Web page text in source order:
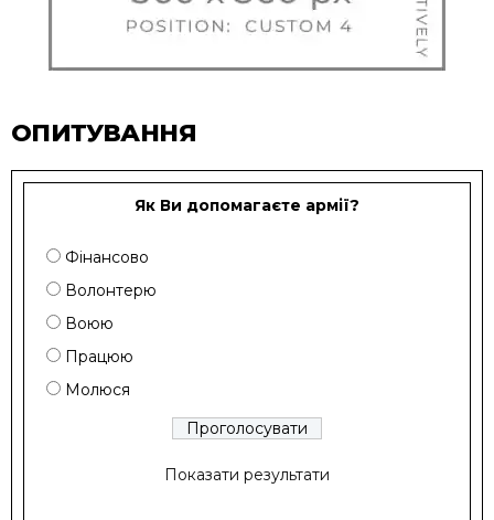
ОПИТУВАННЯ
Як Ви допомагаєте армії?
Фінансово
Волонтерю
Воюю
Працюю
Молюся
Показати результати